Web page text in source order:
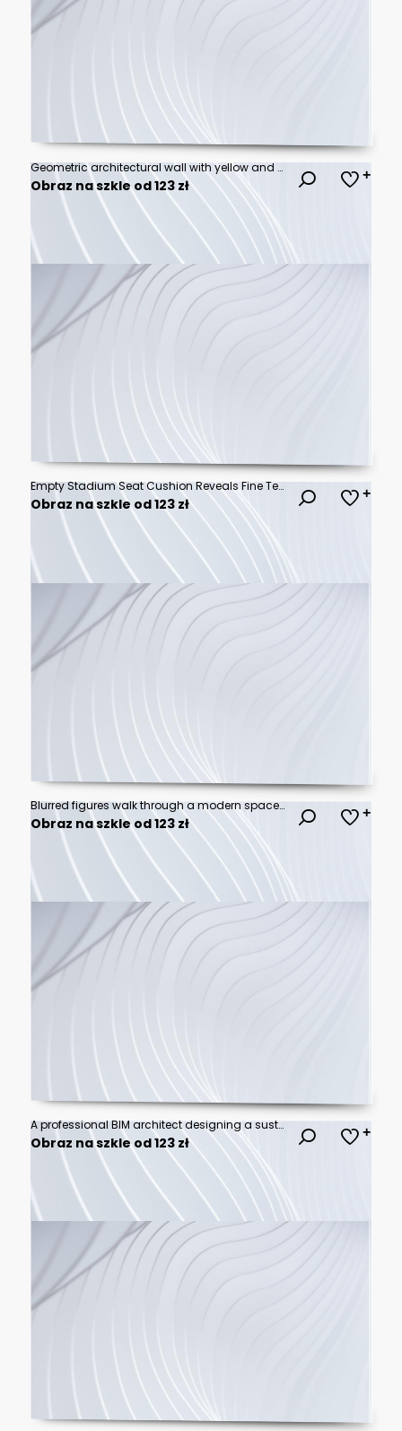
Geometric architectural wall with yellow and green shapes.
Obraz na szkle od 123 zł
Empty Stadium Seat Cushion Reveals Fine Texture in Detailed Macro Sports Photography Scene Composition Design
Obraz na szkle od 123 zł
Blurred figures walk through a modern space with warm, cool lighting and reflections
Obraz na szkle od 123 zł
A professional BIM architect designing a sustainable smart building at an ergonomic office workstation. Three large monitors show a clean 3D structural blueprint model, intricate internal engineering
Obraz na szkle od 123 zł